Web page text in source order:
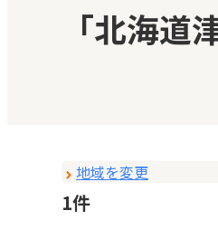
保育園・幼稚園を探す
地図から探す
「北海
地域を変更
1件